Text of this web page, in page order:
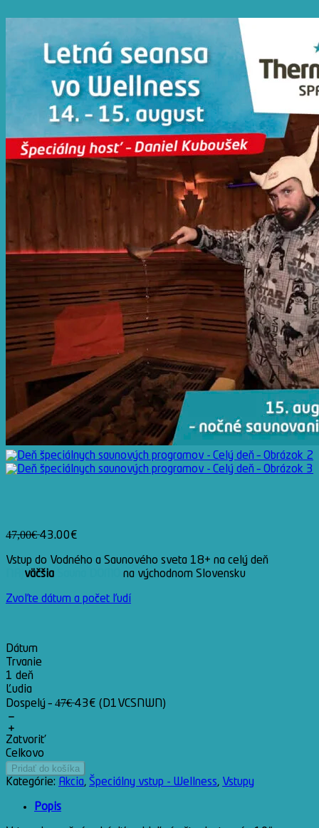
4̶7̶,̶0̶0̶€̶ 43.00€
Vstup do Vodného a Saunového sveta 18+ na celý deň
väčšia na východnom Slovensku
Zvoľte dátum a počet ľudí
Dátum
Trvanie
1 deň
Ľudia
Dospelý – 4̶7̶€̶ 43€ (D1VCSNWN)
Zatvoriť
Celkovo
Pridať do košíka
Kategórie: Akcia, Špeciálny vstup - Wellness, Vstupy
Popis